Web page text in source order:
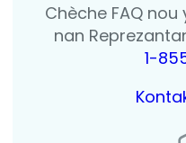
Chèche FAQ
nan
1-